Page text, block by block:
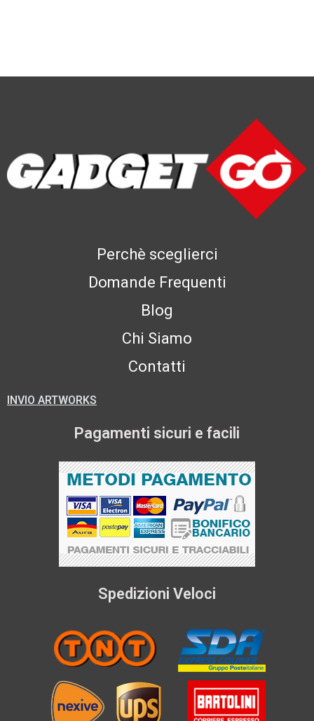
Perchè sceglierci
Domande Frequenti
Blog
Chi Siamo
Contatti
INVIO ARTWORKS
Pagamenti sicuri e facili
Spedizioni Veloci